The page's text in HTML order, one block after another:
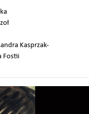
Kasprzak-
Fostii